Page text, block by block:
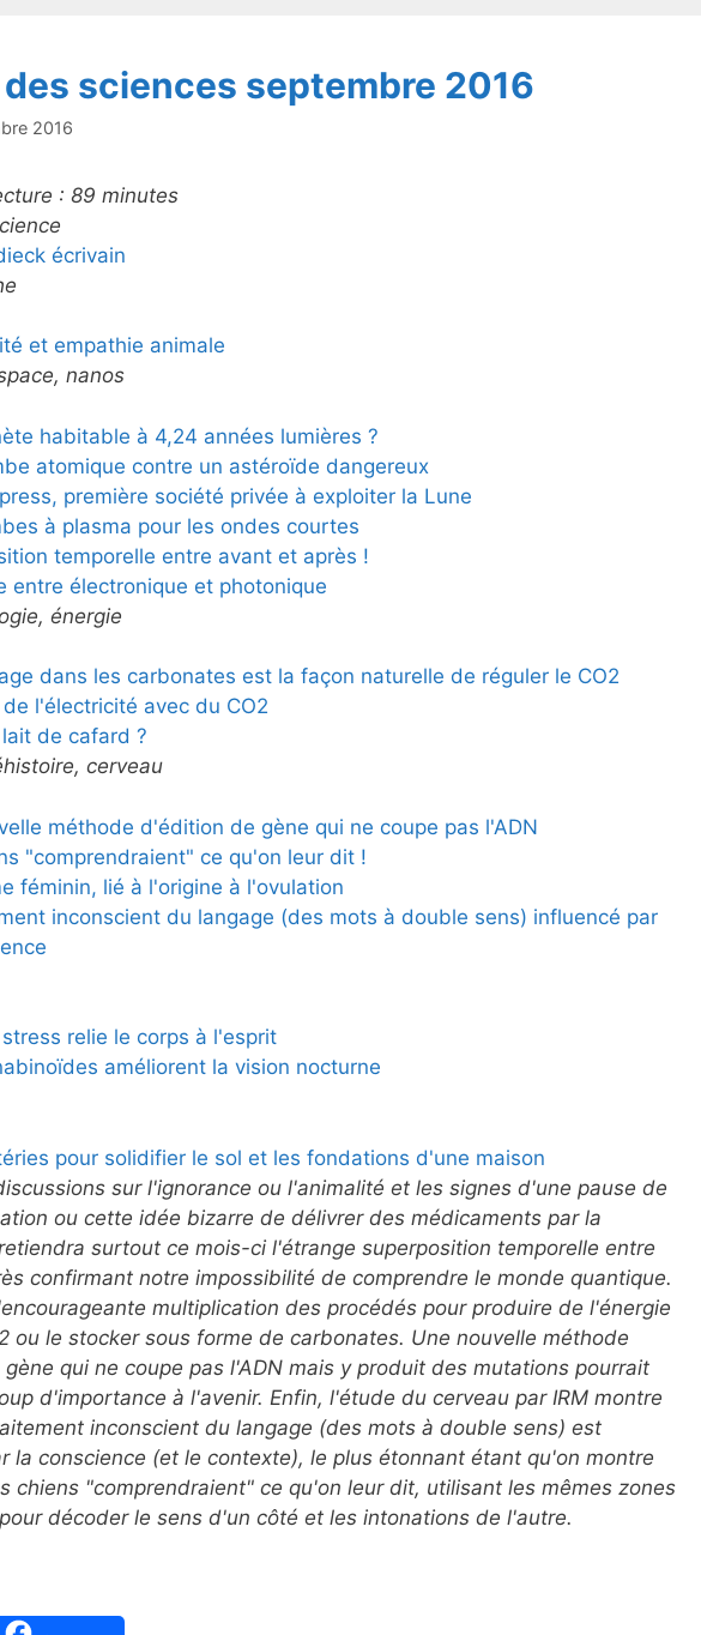
des sciences septembre 2016
2016
: 89 minutes
écrivain
et empathie animale
nanos
habitable à 4,24 années lumières ?
atomique contre un astéroïde dangereux
première société privée à exploiter la Lune
à plasma pour les ondes courtes
temporelle entre avant et après !
entre électronique et photonique
énergie
dans les carbonates est la façon naturelle de réguler le CO2
l'électricité avec du CO2
de cafard ?
cerveau
méthode d'édition de gène qui ne coupe pas l'ADN
"comprendraient" ce qu'on leur dit !
féminin, lié à l'origine à l'ovulation
inconscient du langage (des mots à double sens) influencé par
relie le corps à l'esprit
améliorent la vision nocturne
pour solidifier le sol et les fondations d'une maison
sur l'ignorance ou l'animalité et les signes d'une pause de
ou cette idée bizarre de délivrer des médicaments par la
surtout ce mois-ci l'étrange superposition temporelle entre
confirmant notre impossibilité de comprendre le monde quantique.
multiplication des procédés pour produire de l'énergie
ou le stocker sous forme de carbonates. Une nouvelle méthode
qui ne coupe pas l'ADN mais y produit des mutations pourrait
d'importance à l'avenir. Enfin, l'étude du cerveau par IRM montre
inconscient du langage (des mots à double sens) est
la conscience (et le contexte), le plus étonnant étant qu'on montre
chiens "comprendraient" ce qu'on leur dit, utilisant les mêmes zones
décoder le sens d'un côté et les intonations de l'autre.